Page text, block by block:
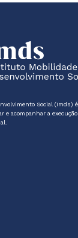
Social (Imds)
e acompanhar a